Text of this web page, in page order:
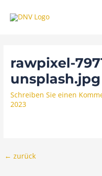
Inhalt
rawpixel-
unsplash.jpg
Schreiben Sie einen
2023
← zurück